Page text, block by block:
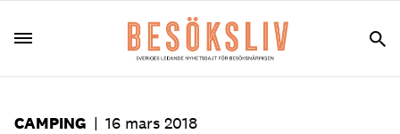
CAMPING | 16 mars 2018